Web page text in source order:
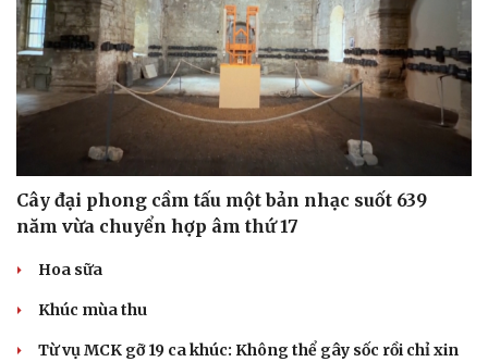
Cải chính
Cây đại phong cầm tấu một bản nhạc suốt 639
năm vừa chuyển hợp âm thứ 17
Hoa sữa
Khúc mùa thu
Từ vụ MCK gỡ 19 ca khúc: Không thể gây sốc rồi chỉ xin